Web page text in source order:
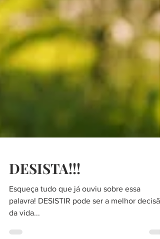
DESISTA!!!
Esqueça tudo que já ouviu sobre essa
palavra! DESISTIR pode ser a melhor decisão